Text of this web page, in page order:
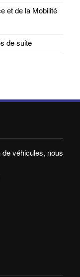
et de la Mobilité
de suite
de véhicules, nous